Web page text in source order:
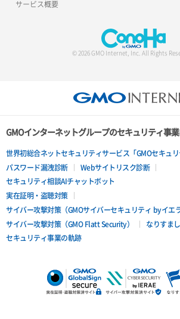
サービス概要
© 2026 GMO Internet, Inc. All Rights
GMOインターネットグループのセキュリティ事
世界初総合ネットセキュリティサービス「GMOセキュリ
パスワード漏洩診断
Webサイトリスク診断
セキュリティ相談AIチャットボット
実在証明・盗聴対策
サイバー攻撃対策（GMOサイバーセキュリティ byイエラ
サイバー攻撃対策（GMO Flatt Security）
なりすま
セキュリティ事業の軌跡